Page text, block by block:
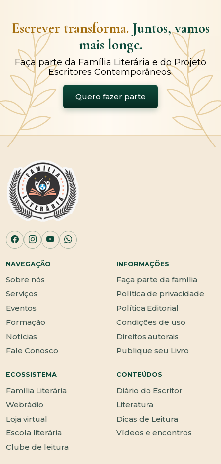
Escrever transforma. Juntos, vamos
mais longe.
Faça parte da Família Literária e do Projeto
Escritores Contemporâneos.
Quero fazer parte
NAVEGAÇÃO
Sobre nós
Serviços
Eventos
Formação
Notícias
Fale Conosco
INFORMAÇÕES
Faça parte da família
Política de privacidade
Política Editorial
Condições de uso
Direitos autorais
Publique seu Livro
ECOSSISTEMA
Família Literária
Webrádio
Loja virtual
Escola literária
Clube de leitura
CONTEÚDOS
Diário do Escritor
Literatura
Dicas de Leitura
Vídeos e encontros